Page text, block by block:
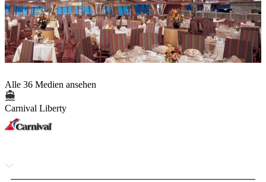
Alle 36 Medien ansehen
Carnival Liberty